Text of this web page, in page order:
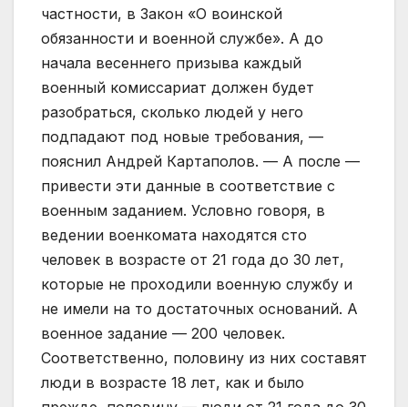
частности, в Закон «О воинской
обязанности и военной службе». А до
начала весеннего призыва каждый
военный комиссариат должен будет
разобраться, сколько людей у него
подпадают под новые требования, —
пояснил Андрей Картаполов. — А после —
привести эти данные в соответствие с
военным заданием. Условно говоря, в
ведении военкомата находятся сто
человек в возрасте от 21 года до 30 лет,
которые не проходили военную службу и
не имели на то достаточных оснований. А
военное задание — 200 человек.
Соответственно, половину из них составят
люди в возрасте 18 лет, как и было